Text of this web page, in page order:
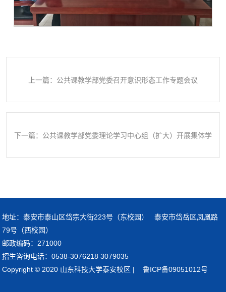
上一篇：公共课教学部党委召开意识形态工作专题会议
下一篇：公共课教学部党委理论学习中心组（扩大）开展集体学
地址：泰安市泰山区岱宗大街223号（东校园） 泰安市岱岳区凤凰路
79号（西校园）
邮政编码：271000
招生咨询电话：0538-3076218 3079035
Copyright © 2020 山东科技大学泰安校区 | 鲁ICP备09051012号